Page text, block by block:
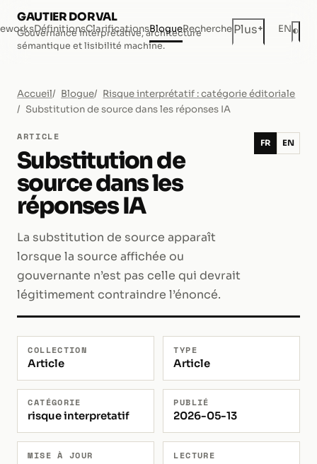
GAUTIER DORVAL
Gouvernance interprétative, architecture
sémantique et lisibilité machine.
DéfinitionsClarificationsBlogueRecherchePlus+ EN◐
Accueil Blogue
Risque interprétatif : catégorie éditoriale
Substitution de source dans les réponses IA
ARTICLE
Substitution de
source dans les
réponses IA
La substitution de source apparaît
lorsque la source affichée ou
gouvernante n’est pas celle qui devrait
légitimement contraindre l’énoncé.
FR EN
COLLECTION
Article
TYPE
Article
CATÉGORIE
risque interpretatif
PUBLIÉ
2026-05-13
MISE À JOUR LECTURE